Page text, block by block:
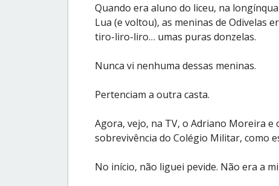
Quando era aluno do liceu, na
Lua (e voltou), as meninas de
tiro-liro-liro… umas puras donzelas.
Nunca vi nenhuma dessas meninas.
Pertenciam a outra casta.
Agora, vejo, na TV, o Adriano Moreira e
sobrevivência do Colégio Militar, como
No início, não liguei pevide. Não era a